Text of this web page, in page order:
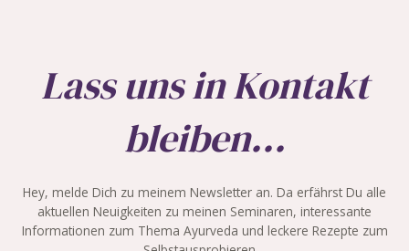
Lass uns in Kontakt
bleiben...
Hey, melde Dich zu meinem Newsletter an. Da erfährst Du alle
aktuellen Neuigkeiten zu meinen Seminaren, interessante
Informationen zum Thema Ayurveda und leckere Rezepte zum